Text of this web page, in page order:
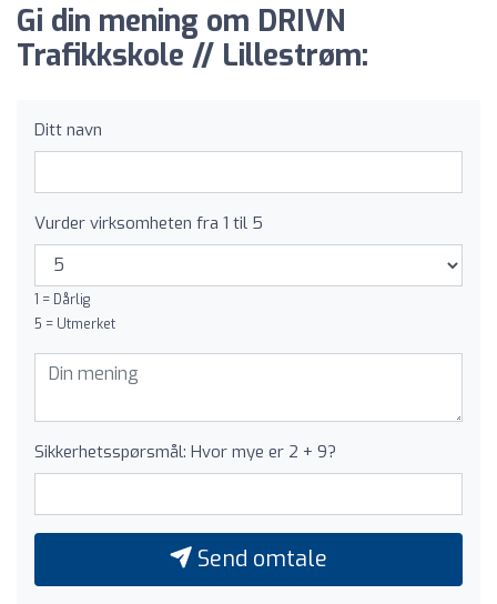
Gi din mening om DRIVN
Trafikkskole // Lillestrøm:
Ditt navn
Vurder virksomheten fra 1 til 5
1 = Dårlig
5 = Utmerket
Sikkerhetsspørsmål: Hvor mye er 2 + 9?
Send omtale